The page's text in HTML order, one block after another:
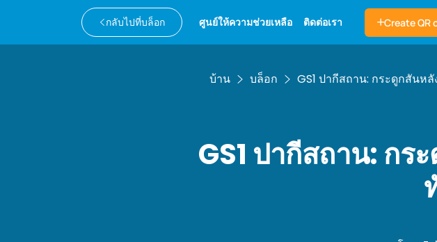
กลับไปที่บล็อก ศูนย์ให้ความช่วยเหลือ ติดต่อเรา Create QR
บ้าน บล็อก GS1 ปากีสถาน: กระดูกสัน
GS1 ปากีสถาน: ก